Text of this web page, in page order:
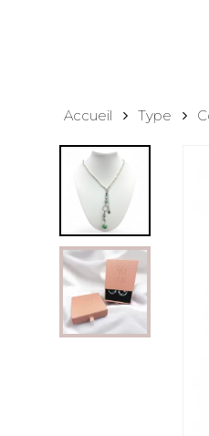
Accueil Type